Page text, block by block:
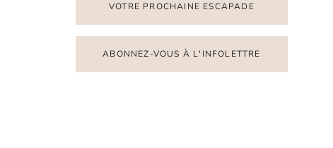
VOTRE PROCHAINE ESCAPADE
ABONNEZ-VOUS À L'INFOLETTRE